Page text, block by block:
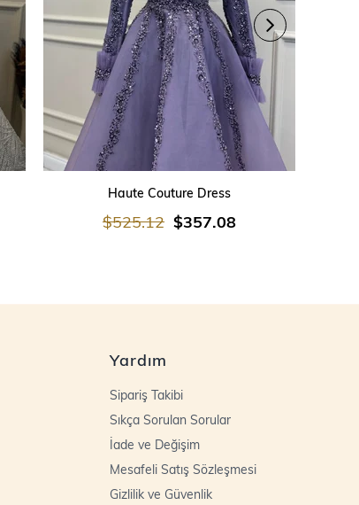
Haute Couture Dress
$357.08
$525.12
Yardım
Sipariş Takibi
Sıkça Sorulan Sorular
İade ve Değişim
Mesafeli Satış Sözleşmesi
Gizlilik ve Güvenlik